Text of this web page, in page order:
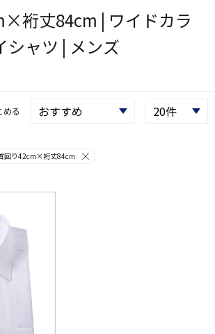
裄丈84cm | ワイドカラ
シャツ | メンズ
める
回り42cm×裄丈84cm